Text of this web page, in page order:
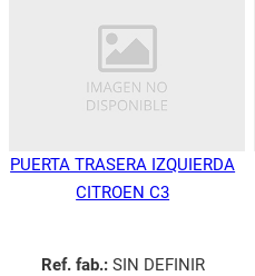
PUERTA TRASERA IZQUIERDA
CITROEN C3
Ref. fab.:SIN DEFINIR